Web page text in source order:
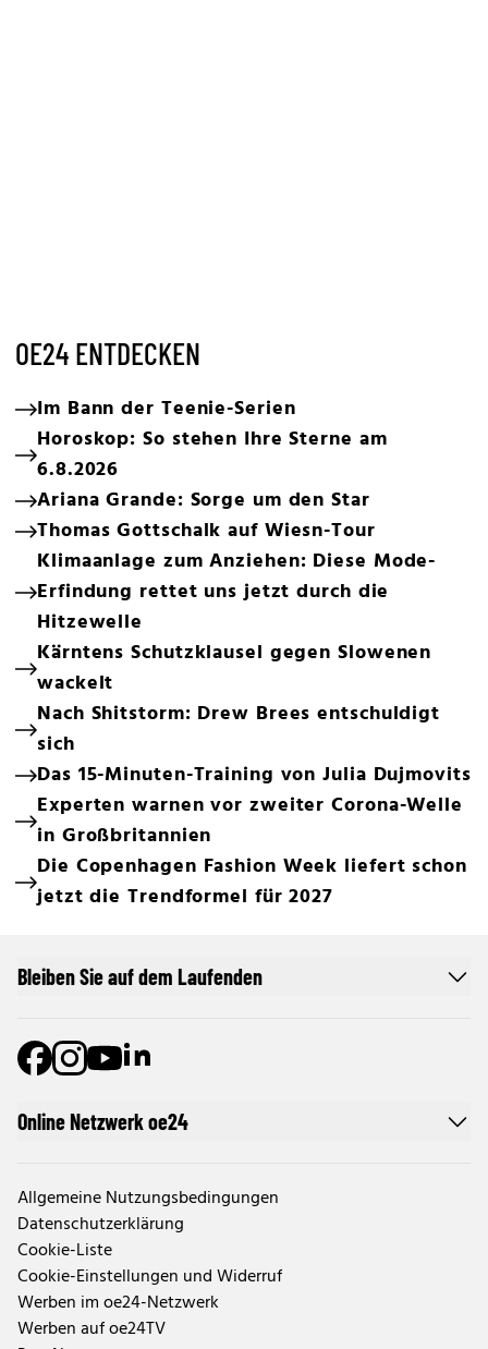
OE24 ENTDECKEN
Im Bann der Teenie-Serien
Horoskop: So stehen Ihre Sterne am
6.8.2026
Ariana Grande: Sorge um den Star
Thomas Gottschalk auf Wiesn-Tour
Klimaanlage zum Anziehen: Diese Mode-
Erfindung rettet uns jetzt durch die
Hitzewelle
Kärntens Schutzklausel gegen Slowenen
wackelt
Nach Shitstorm: Drew Brees entschuldigt
sich
Das 15-Minuten-Training von Julia Dujmovits
Experten warnen vor zweiter Corona-Welle
in Großbritannien
Die Copenhagen Fashion Week liefert schon
jetzt die Trendformel für 2027
Online Netzwerk oe24
Allgemeine Nutzungsbedingungen
Datenschutzerklärung
Cookie-Liste
Cookie-Einstellungen und Widerruf
Werben im oe24-Netzwerk
Werben auf oe24TV
Bleiben Sie auf dem Laufenden